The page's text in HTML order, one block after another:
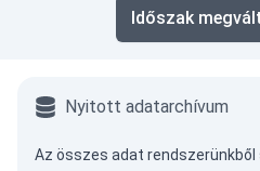
Időszak
Nyitott adatarchívum
Az összes adat